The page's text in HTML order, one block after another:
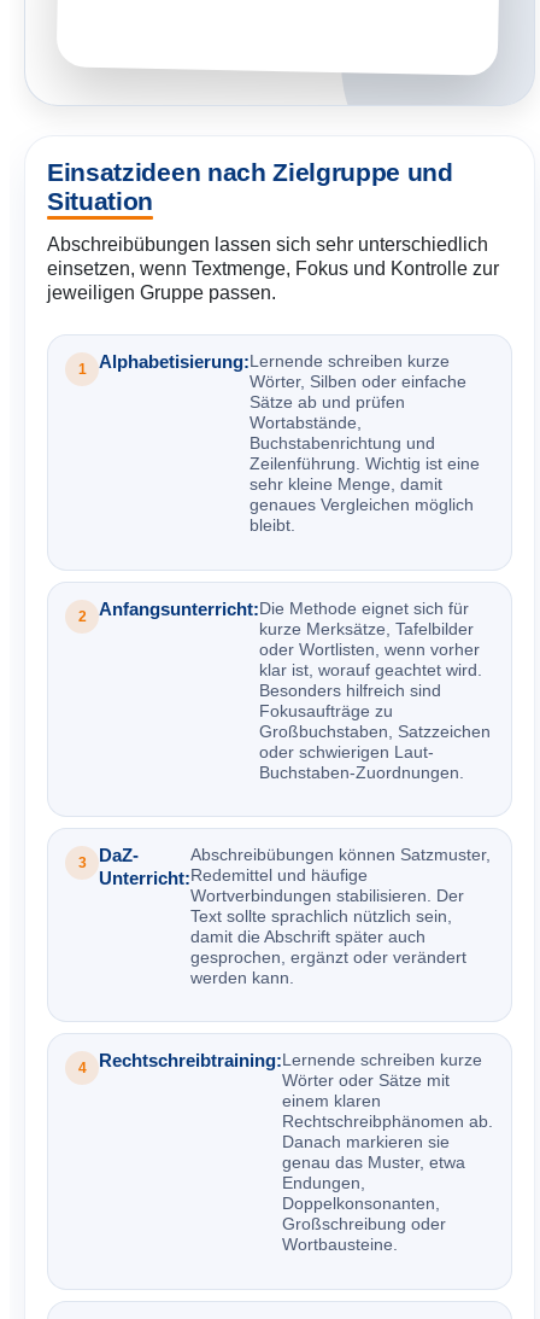
Einsatzideen nach Zielgruppe und
Situation
Abschreibübungen lassen sich sehr unterschiedlich
einsetzen, wenn Textmenge, Fokus und Kontrolle zur
jeweiligen Gruppe passen.
1 Alphabetisierung: Lernende schreiben kurze
Wörter, Silben oder einfache
Sätze ab und prüfen
Wortabstände,
Buchstabenrichtung und
Zeilenführung. Wichtig ist eine
sehr kleine Menge, damit
genaues Vergleichen möglich
bleibt.
2 Anfangsunterricht:Die Methode eignet sich für
kurze Merksätze, Tafelbilder
oder Wortlisten, wenn vorher
klar ist, worauf geachtet wird.
Besonders hilfreich sind
Fokusaufträge zu
Großbuchstaben, Satzzeichen
oder schwierigen Laut-
Buchstaben-Zuordnungen.
3
DaZ-
Unterricht:
Abschreibübungen können Satzmuster,
Redemittel und häufige
Wortverbindungen stabilisieren. Der
Text sollte sprachlich nützlich sein,
damit die Abschrift später auch
gesprochen, ergänzt oder verändert
werden kann.
4 Rechtschreibtraining: Lernende schreiben kurze
Wörter oder Sätze mit
einem klaren
Rechtschreibphänomen ab.
Danach markieren sie
genau das Muster, etwa
Endungen,
Doppelkonsonanten,
Großschreibung oder
Wortbausteine.